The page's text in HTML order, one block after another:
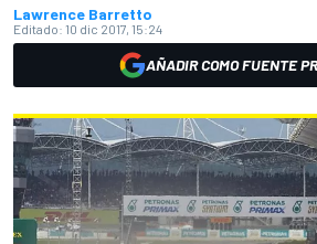
Lawrence Barretto
Editado: 10 dic 2017, 15:24
AÑADIR COMO FUENTE